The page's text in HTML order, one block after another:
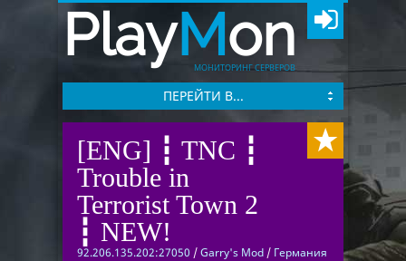
PlayMon
МОНИТОРИНГ СЕРВЕРОВ
ПЕРЕЙТИ В...
[ENG] ┇ TNC ┇
Trouble in
Terrorist Town 2
┇ NEW!
92.206.135.202:27050 /Garry's Mod / Германия